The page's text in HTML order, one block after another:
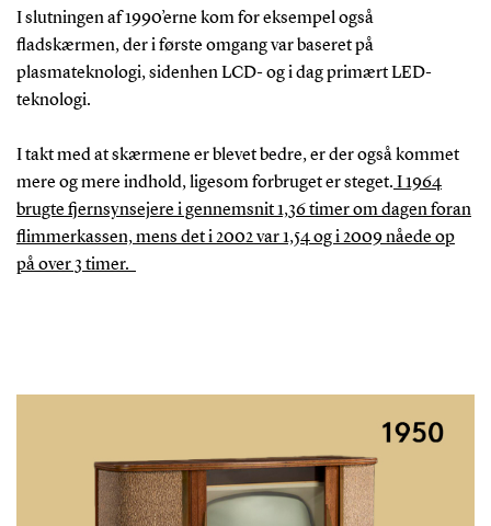
I slutningen af 1990’erne kom for eksempel også
fladskærmen, der i første omgang var baseret på
plasmateknologi, sidenhen LCD- og i dag primært LED-
teknologi.
I takt med at skærmene er blevet bedre, er der også kommet
mere og mere indhold, ligesom forbruget er steget. I 1964
brugte fjernsynsejere i gennemsnit 1,36 timer om dagen foran
flimmerkassen, mens det i 2002 var 1,54 og i 2009 nåede op
på over 3 timer.